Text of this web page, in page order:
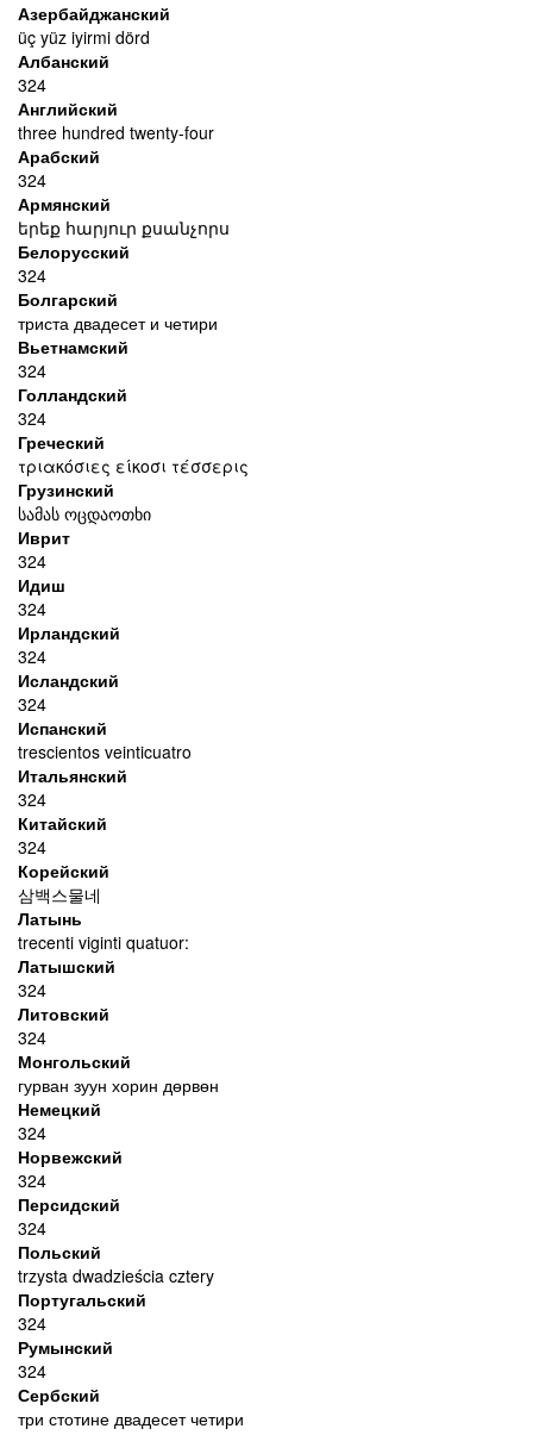
Азербайджанский
üç yüz iyirmi dörd
Албанский
324
Английский
three hundred twenty-four
Арабский
324
Армянский
երեք հարյուր քսանչորս
Белорусский
324
Болгарский
триста двадесет и четири
Вьетнамский
324
Голландский
324
Греческий
τριακόσιες είκοσι τέσσερις
Грузинский
სამას ოცდაოთხი
Иврит
324
Идиш
324
Ирландский
324
Исландский
324
Испанский
trescientos veinticuatro
Итальянский
324
Китайский
324
Корейский
삼백스물네
Латынь
trecenti viginti quatuor:
Латышский
324
Литовский
324
Монгольский
гурван зуун хорин дөрвөн
Немецкий
324
Норвежский
324
Персидский
324
Польский
trzysta dwadzieścia cztery
Португальский
324
Румынский
324
Сербский
три стотине двадесет четири